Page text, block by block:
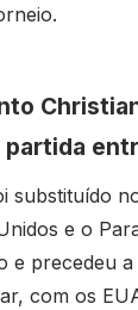
substituído
e o
e precedeu
com os